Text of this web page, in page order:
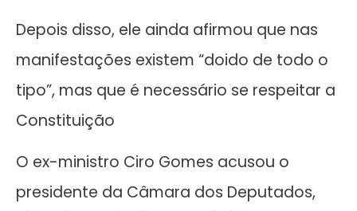
Depois disso, ele ainda afirmou que nas
manifestações existem “doido de todo o
tipo”, mas que é necessário se respeitar a
Constituição
O ex-ministro Ciro Gomes acusou o
presidente da Câmara dos Deputados,